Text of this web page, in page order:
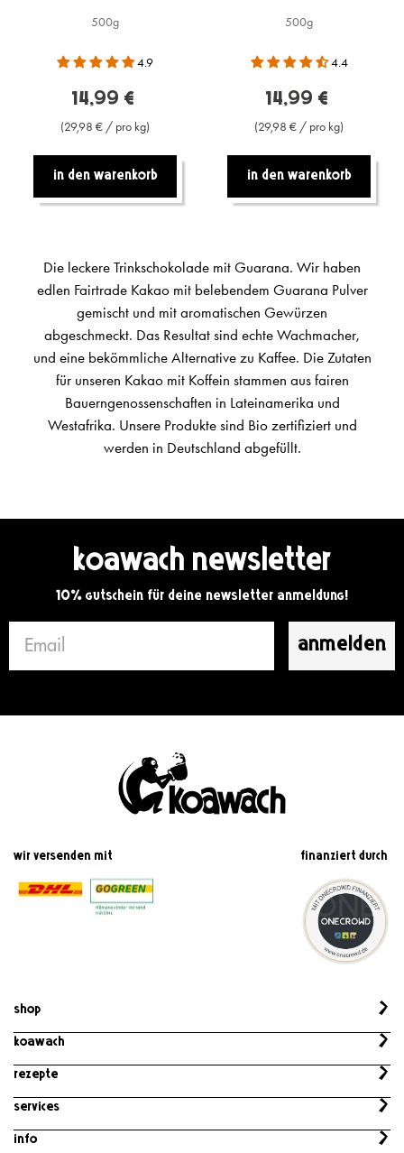
500g
4.9
14,99 €
(29,98 € / pro kg)
In den warenkorb
500g
4.4
14,99 €
(29,98 € / pro kg)
In den warenkorb
Die leckere Trinkschokolade mit Guarana. Wir haben
edlen Fairtrade Kakao mit belebendem Guarana Pulver
gemischt und mit aromatischen Gewürzen
abgeschmeckt. Das Resultat sind echte Wachmacher,
und eine bekömmliche Alternative zu Kaffee. Die Zutaten
für unseren Kakao mit Koffein stammen aus fairen
Bauerngenossenschaften in Lateinamerika und
Westafrika. Unsere Produkte sind Bio zertifiziert und
werden in Deutschland abgefüllt.
koawach Newsletter
10% Gutschein für deine Newsletter Anmeldung!
anmelden
wir versenden mit finanziert durch
shop
koawach
Rezepte
services
Info